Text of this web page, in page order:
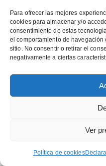
Para ofrecer las mejores
cookies para almacenar y/o
consentimiento de estas
el comportamiento de
sitio. No consentir o retirar el
negativamente a ciertas
Ver
Política de cookies